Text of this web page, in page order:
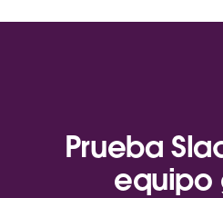
Prueba
equipo